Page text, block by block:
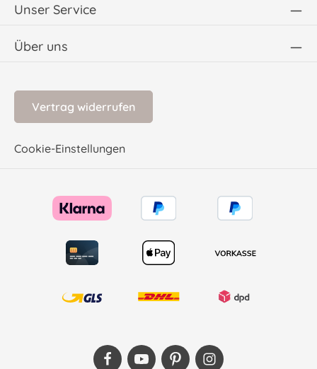
Unser Service
Über uns
Vertrag widerrufen
Cookie-Einstellungen